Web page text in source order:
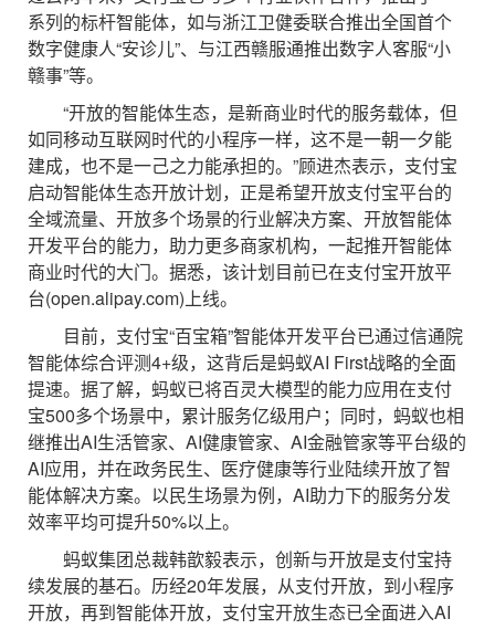
系列的标杆智能体，如与浙江卫健委联合推出全国首个
数字健康人“安诊儿”、与江西赣服通推出数字人客服“小
赣事”等。
“开放的智能体生态，是新商业时代的服务载体，但
如同移动互联网时代的小程序一样，这不是一朝一夕能
建成，也不是一己之力能承担的。”顾进杰表示，支付宝
启动智能体生态开放计划，正是希望开放支付宝平台的
全域流量、开放多个场景的行业解决方案、开放智能体
开发平台的能力，助力更多商家机构，一起推开智能体
商业时代的大门。据悉，该计划目前已在支付宝开放平
台(open.alipay.com)上线。
目前，支付宝“百宝箱”智能体开发平台已通过信通院
智能体综合评测4+级，这背后是蚂蚁AI First战略的全面
提速。据了解，蚂蚁已将百灵大模型的能力应用在支付
宝500多个场景中，累计服务亿级用户；同时，蚂蚁也相
继推出AI生活管家、AI健康管家、AI金融管家等平台级的
AI应用，并在政务民生、医疗健康等行业陆续开放了智
能体解决方案。以民生场景为例，AI助力下的服务分发
效率平均可提升50%以上。
蚂蚁集团总裁韩歆毅表示，创新与开放是支付宝持
续发展的基石。历经20年发展，从支付开放，到小程序
开放，再到智能体开放，支付宝开放生态已全面进入AI